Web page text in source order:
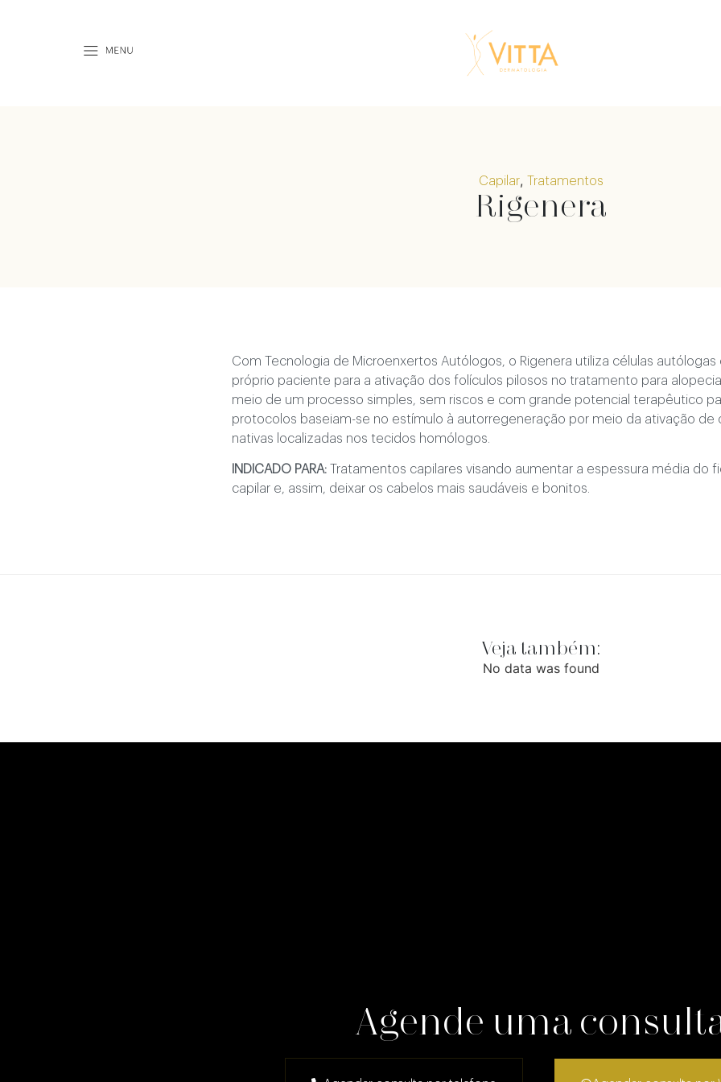
Capilar, Tratamentos
Rigenera
Com Tecnologia de Microenxertos Autólogos, o Rigenera utiliza células
próprio paciente para a ativação dos folículos pilosos no tratamento para
meio de um processo simples, sem riscos e com grande potencial terapêutico
protocolos baseiam-se no estímulo à autorregeneração por meio da ativação de
nativas localizadas nos tecidos homólogos.
INDICADO PARA:
Tratamentos capilares visando aumentar a espessura média do
capilar e, assim, deixar os cabelos mais saudáveis e bonitos.
Veja também:
No data was found
Agende uma